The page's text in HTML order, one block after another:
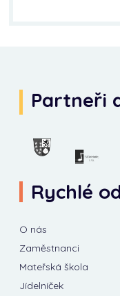
Partneři
Rychlé
O nás
Zaměstnanci
Mateřská škola
Jídelníček